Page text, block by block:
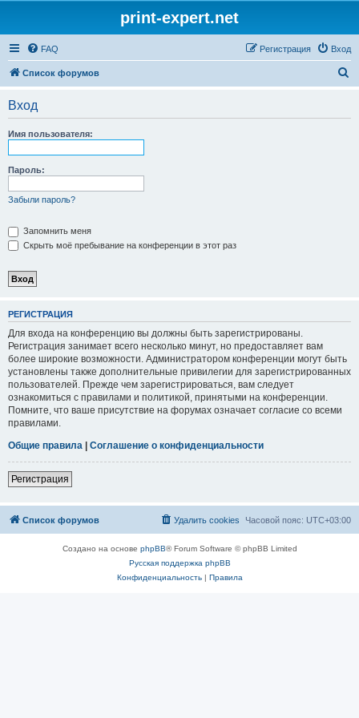
print-expert.net
FAQ Вход
Регистрация
Список форумов
Вход
Имя пользователя:
Пароль:
Забыли пароль?
Запомнить меня
Скрыть моё пребывание на конференции в этот раз
РЕГИСТРАЦИЯ
Для входа на конференцию вы должны быть зарегистрированы.
Регистрация занимает всего несколько минут, но предоставляет вам
более широкие возможности. Администратором конференции могут быть
установлены также дополнительные привилегии для зарегистрированных
пользователей. Прежде чем зарегистрироваться, вам следует
ознакомиться с правилами и политикой, принятыми на конференции.
Помните, что ваше присутствие на форумах означает согласие со всеми
правилами.
Общие правила | Соглашение о конфиденциальности
Регистрация
Список форумов Часовой пояс: UTC+03:00
Удалить cookies
Создано на основе phpBB® Forum Software © phpBB Limited
Русская поддержка phpBB
Конфиденциальность| Правила